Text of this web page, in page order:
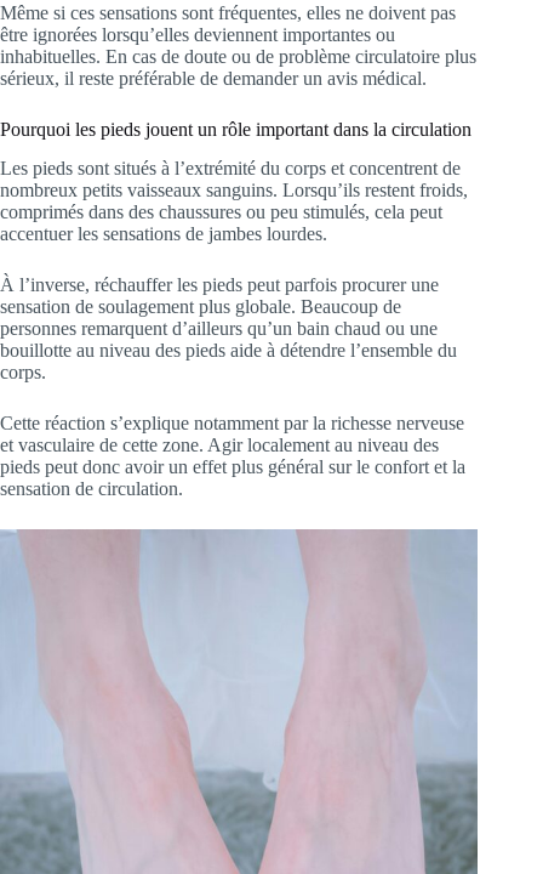
Même si ces sensations sont fréquentes, elles ne doivent pas
être ignorées lorsqu’elles deviennent importantes ou
inhabituelles. En cas de doute ou de problème circulatoire plus
sérieux, il reste préférable de demander un avis médical.
Pourquoi les pieds jouent un rôle important dans la circulation
Les pieds sont situés à l’extrémité du corps et concentrent de
nombreux petits vaisseaux sanguins. Lorsqu’ils restent froids,
comprimés dans des chaussures ou peu stimulés, cela peut
accentuer les sensations de jambes lourdes.
À l’inverse, réchauffer les pieds peut parfois procurer une
sensation de soulagement plus globale. Beaucoup de
personnes remarquent d’ailleurs qu’un bain chaud ou une
bouillotte au niveau des pieds aide à détendre l’ensemble du
corps.
Cette réaction s’explique notamment par la richesse nerveuse
et vasculaire de cette zone. Agir localement au niveau des
pieds peut donc avoir un effet plus général sur le confort et la
sensation de circulation.